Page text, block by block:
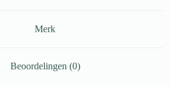
Merk
Beoordelingen (0)